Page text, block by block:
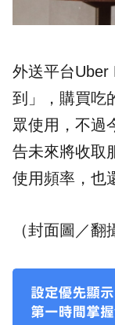
外送平台Uber
到」，購買吃
眾使用，不過
告未來將收取
使用頻率，也
（封面圖／翻